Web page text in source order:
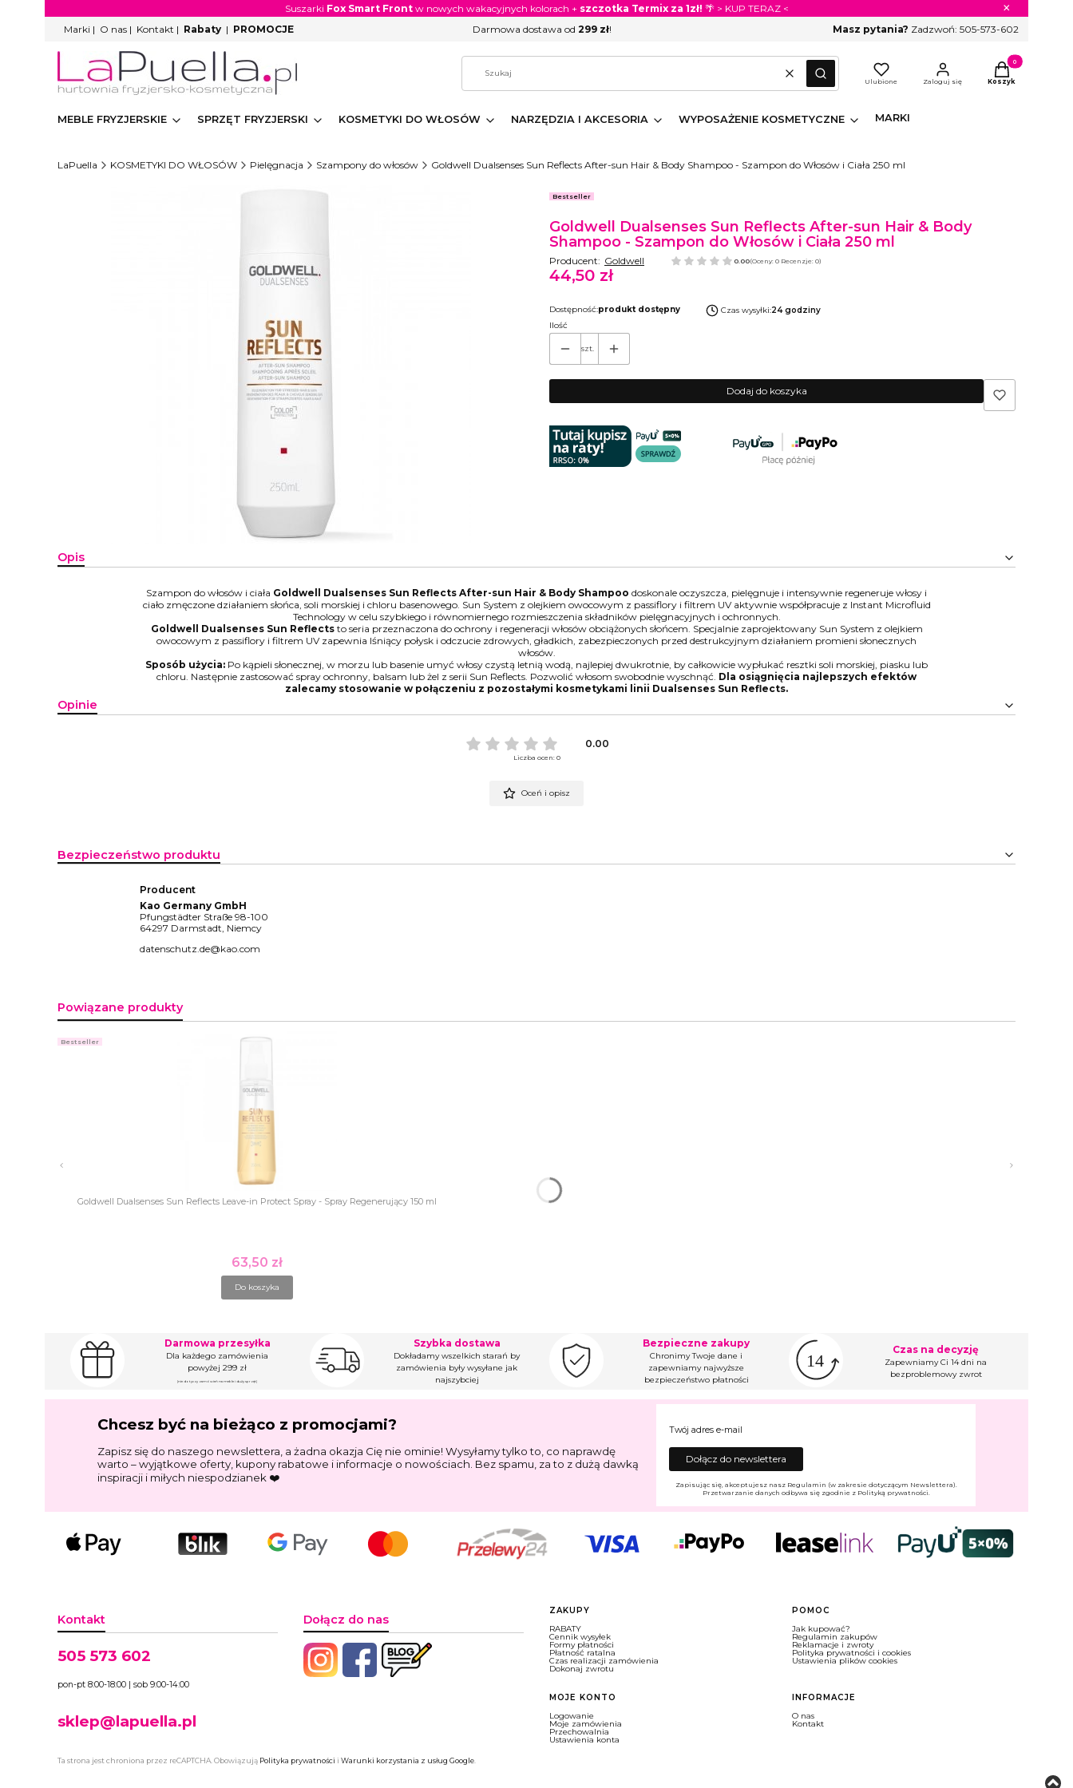
Suszarki Fox Smart Frontw nowych wakacyjnych kolorach + szczotka Termix za 1zł! 🌴 > KUP TERAZ < ×
Marki | O nas | Kontakt | Rabaty | PROMOCJE Darmowa dostawa od 299 zł! Masz pytania? Zadzwoń: 505-573-602
WyczyśćSzukaj
Ulubione Zaloguj się
Produkty w
Koszyk
MEBLE FRYZJERSKIE SPRZĘT FRYZJERSKI KOSMETYKI DO WŁOSÓW NARZĘDZIA I AKCESORIA WYPOSAŻENIE KOSMETYCZNE MARKI
LaPuella KOSMETYKI DO WŁOSÓW Pielęgnacja Szampony do włosów Goldwell Dualsenses Sun Reflects After-sun Hair & Body Shampoo - Szampon do Włosów i Ciała 250 ml
Etykiety
Bestseller
Goldwell Dualsenses Sun Reflects After-sun Hair & Body
Shampoo - Szampon do Włosów i Ciała 250 ml
Producent: Goldwell 0.00(Oceny: 0 Recenzje: 0)
Cena
44,50 zł
Dostępność:produkt dostępny Czas wysyłki:24 godziny
Ilość
szt.
Dodaj do koszyka
Opis
Szampon do włosów i ciała Goldwell Dualsenses Sun Reflects After-sun Hair & Body Shampoo doskonale oczyszcza, pielęgnuje i intensywnie regeneruje włosy i
ciało zmęczone działaniem słońca, soli morskiej i chloru basenowego. Sun System z olejkiem owocowym z passiflory i filtrem UV aktywnie współpracuje z Instant Microfluid
Technology w celu szybkiego i równomiernego rozmieszczenia składników pielęgnacyjnych i ochronnych.
Goldwell Dualsenses Sun Reflectsto seria przeznaczona do ochrony i regeneracji włosów obciążonych słońcem. Specjalnie zaprojektowany Sun System z olejkiem
owocowym z passiflory i filtrem UV zapewnia lśniący połysk i odczucie zdrowych, gładkich, zabezpieczonych przed destrukcyjnym działaniem promieni słonecznych
włosów.
Sposób użycia: Po kąpieli słonecznej, w morzu lub basenie umyć włosy czystą letnią wodą, najlepiej dwukrotnie, by całkowicie wypłukać resztki soli morskiej, piasku lub
chloru. Następnie zastosować spray ochronny, balsam lub żel z serii Sun Reflects. Pozwolić włosom swobodnie wyschnąć. Dla osiągnięcia najlepszych efektów
zalecamy stosowanie w połączeniu z pozostałymi kosmetykami linii Dualsenses Sun Reflects.
Opinie
0.00
Liczba ocen: 0
Oceń i opisz
Bezpieczeństwo produktu
Producent
Kao Germany GmbH
Pfungstädter Straße 98-100
64297 Darmstadt, Niemcy
datenschutz.de@kao.com
Powiązane produkty
Bestseller
Goldwell Dualsenses Sun Reflects Leave-in Protect Spray - Spray Regenerujący 150 ml
Cena
63,50 zł
Do koszyka
Darmowa przesyłka
Dla każdego zamówienia
powyżej 299 zł
(nie dotyczy zamówień na meble i duży sprzęt)
Szybka dostawa
Dokładamy wszelkich starań by
zamówienia były wysyłane jak
najszybciej
Bezpieczne zakupy
Chronimy Twoje dane i
zapewniamy najwyższe
bezpieczeństwo płatności
Czas na decyzję
Zapewniamy Ci 14 dni na
bezproblemowy zwrot
Chcesz być na bieżąco z promocjami?
Zapisz się do naszego newslettera, a żadna okazja Cię nie ominie! Wysyłamy tylko to, co naprawdę
warto – wyjątkowe oferty, kupony rabatowe i informacje o nowościach. Bez spamu, za to z dużą dawką
inspiracji i miłych niespodzianek ❤️
Twój adres e-mail
Dołącz do newslettera
Zapisując się, akceptujesz nasz Regulamin (w zakresie dotyczącym Newslettera).
Przetwarzanie danych odbywa się zgodnie z Polityką prywatności.
Kontakt
505 573 602
pon-pt 8:00-18:00 | sob 9:00-14:00
sklep@lapuella.pl
Dołącz do nas Linki w stopce
ZAKUPY
RABATY
Cennik wysyłek
Formy płatności
Płatność ratalna
Czas realizacji zamówienia
Dokonaj zwrotu
POMOC
Jak kupować?
Regulamin zakupów
Reklamacje i zwroty
Polityka prywatności i cookies
Ustawienia plików cookies
MOJE KONTO
Logowanie
Moje zamówienia
Przechowalnia
Ustawienia konta
INFORMACJE
O nas
Kontakt
Ta strona jest chroniona przez reCAPTCHA. Obowiązują Polityka prywatności i Warunki korzystania z usług Google